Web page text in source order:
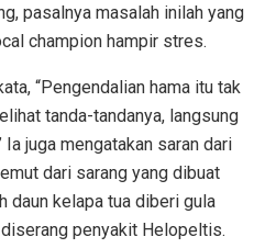
pasalnya masalah inilah yang
champion hampir stres.
“Pengendalian hama itu tak
tanda-tandanya, langsung
juga mengatakan saran dari
dari sarang yang dibuat
daun kelapa tua diberi gula
penyakit Helopeltis.